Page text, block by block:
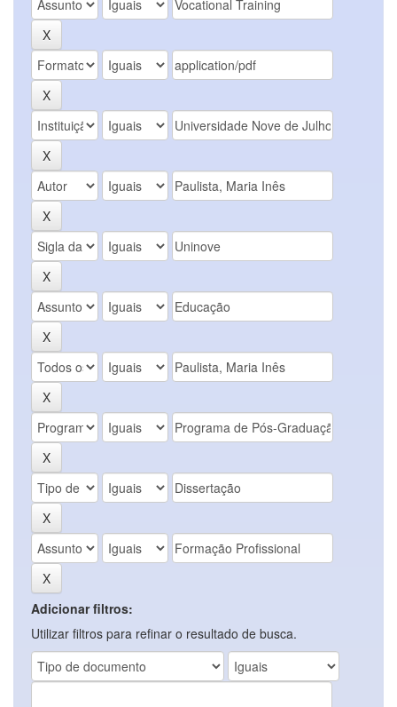
Adicionar filtros:
Utilizar filtros para refinar o resultado de busca.